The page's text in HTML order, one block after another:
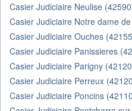
Casier Judiciaire Neulise
Casier Judiciaire Notre dame
Casier Judiciaire Ouches
Casier Judiciaire Panissieres
Casier Judiciaire Parigny
Casier Judiciaire Perreux
Casier Judiciaire Poncins